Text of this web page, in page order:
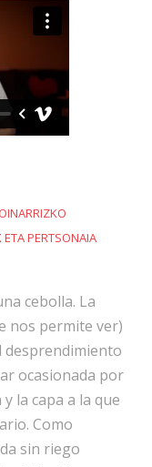
OINARRIZKO
PERTSONAIA
cebolla. La
nos permite ver)
desprendimiento
ocasionada por
la capa a la que
Como
sin riego